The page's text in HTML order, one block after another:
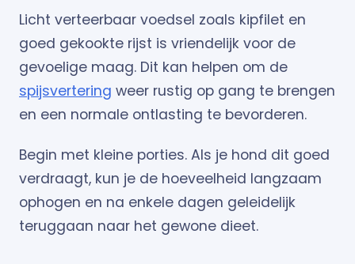
Licht verteerbaar voedsel zoals kipfilet en
goed gekookte rijst is vriendelijk voor de
gevoelige maag. Dit kan helpen om de
spijsvertering weer rustig op gang te brengen
en een normale ontlasting te bevorderen.
Begin met kleine porties. Als je hond dit goed
verdraagt, kun je de hoeveelheid langzaam
ophogen en na enkele dagen geleidelijk
teruggaan naar het gewone dieet.